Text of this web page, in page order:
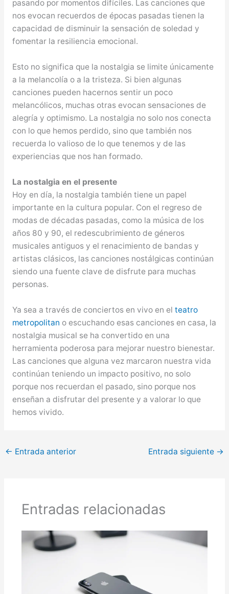
pasando por momentos difíciles. Las canciones que
nos evocan recuerdos de épocas pasadas tienen la
capacidad de disminuir la sensación de soledad y
fomentar la resiliencia emocional.
Esto no significa que la nostalgia se limite únicamente
a la melancolía o a la tristeza. Si bien algunas
canciones pueden hacernos sentir un poco
melancólicos, muchas otras evocan sensaciones de
alegría y optimismo. La nostalgia no solo nos conecta
con lo que hemos perdido, sino que también nos
recuerda lo valioso de lo que tenemos y de las
experiencias que nos han formado.
La nostalgia en el presente
Hoy en día, la nostalgia también tiene un papel
importante en la cultura popular. Con el regreso de
modas de décadas pasadas, como la música de los
años 80 y 90, el redescubrimiento de géneros
musicales antiguos y el renacimiento de bandas y
artistas clásicos, las canciones nostálgicas continúan
siendo una fuente clave de disfrute para muchas
personas.
Ya sea a través de conciertos en vivo en el teatro
metropolitan o escuchando esas canciones en casa, la
nostalgia musical se ha convertido en una
herramienta poderosa para mejorar nuestro bienestar.
Las canciones que alguna vez marcaron nuestra vida
continúan teniendo un impacto positivo, no solo
porque nos recuerdan el pasado, sino porque nos
enseñan a disfrutar del presente y a valorar lo que
hemos vivido.
← Entrada anterior Entrada siguiente →
Entradas relacionadas